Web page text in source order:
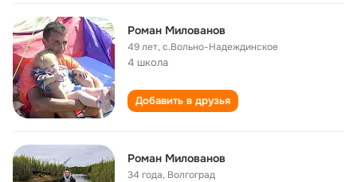
Роман Милованов
49 лет,с.Вольно-Надеждинское
4 школа
Добавить в друзья
Роман Милованов
34 года, Волгоград